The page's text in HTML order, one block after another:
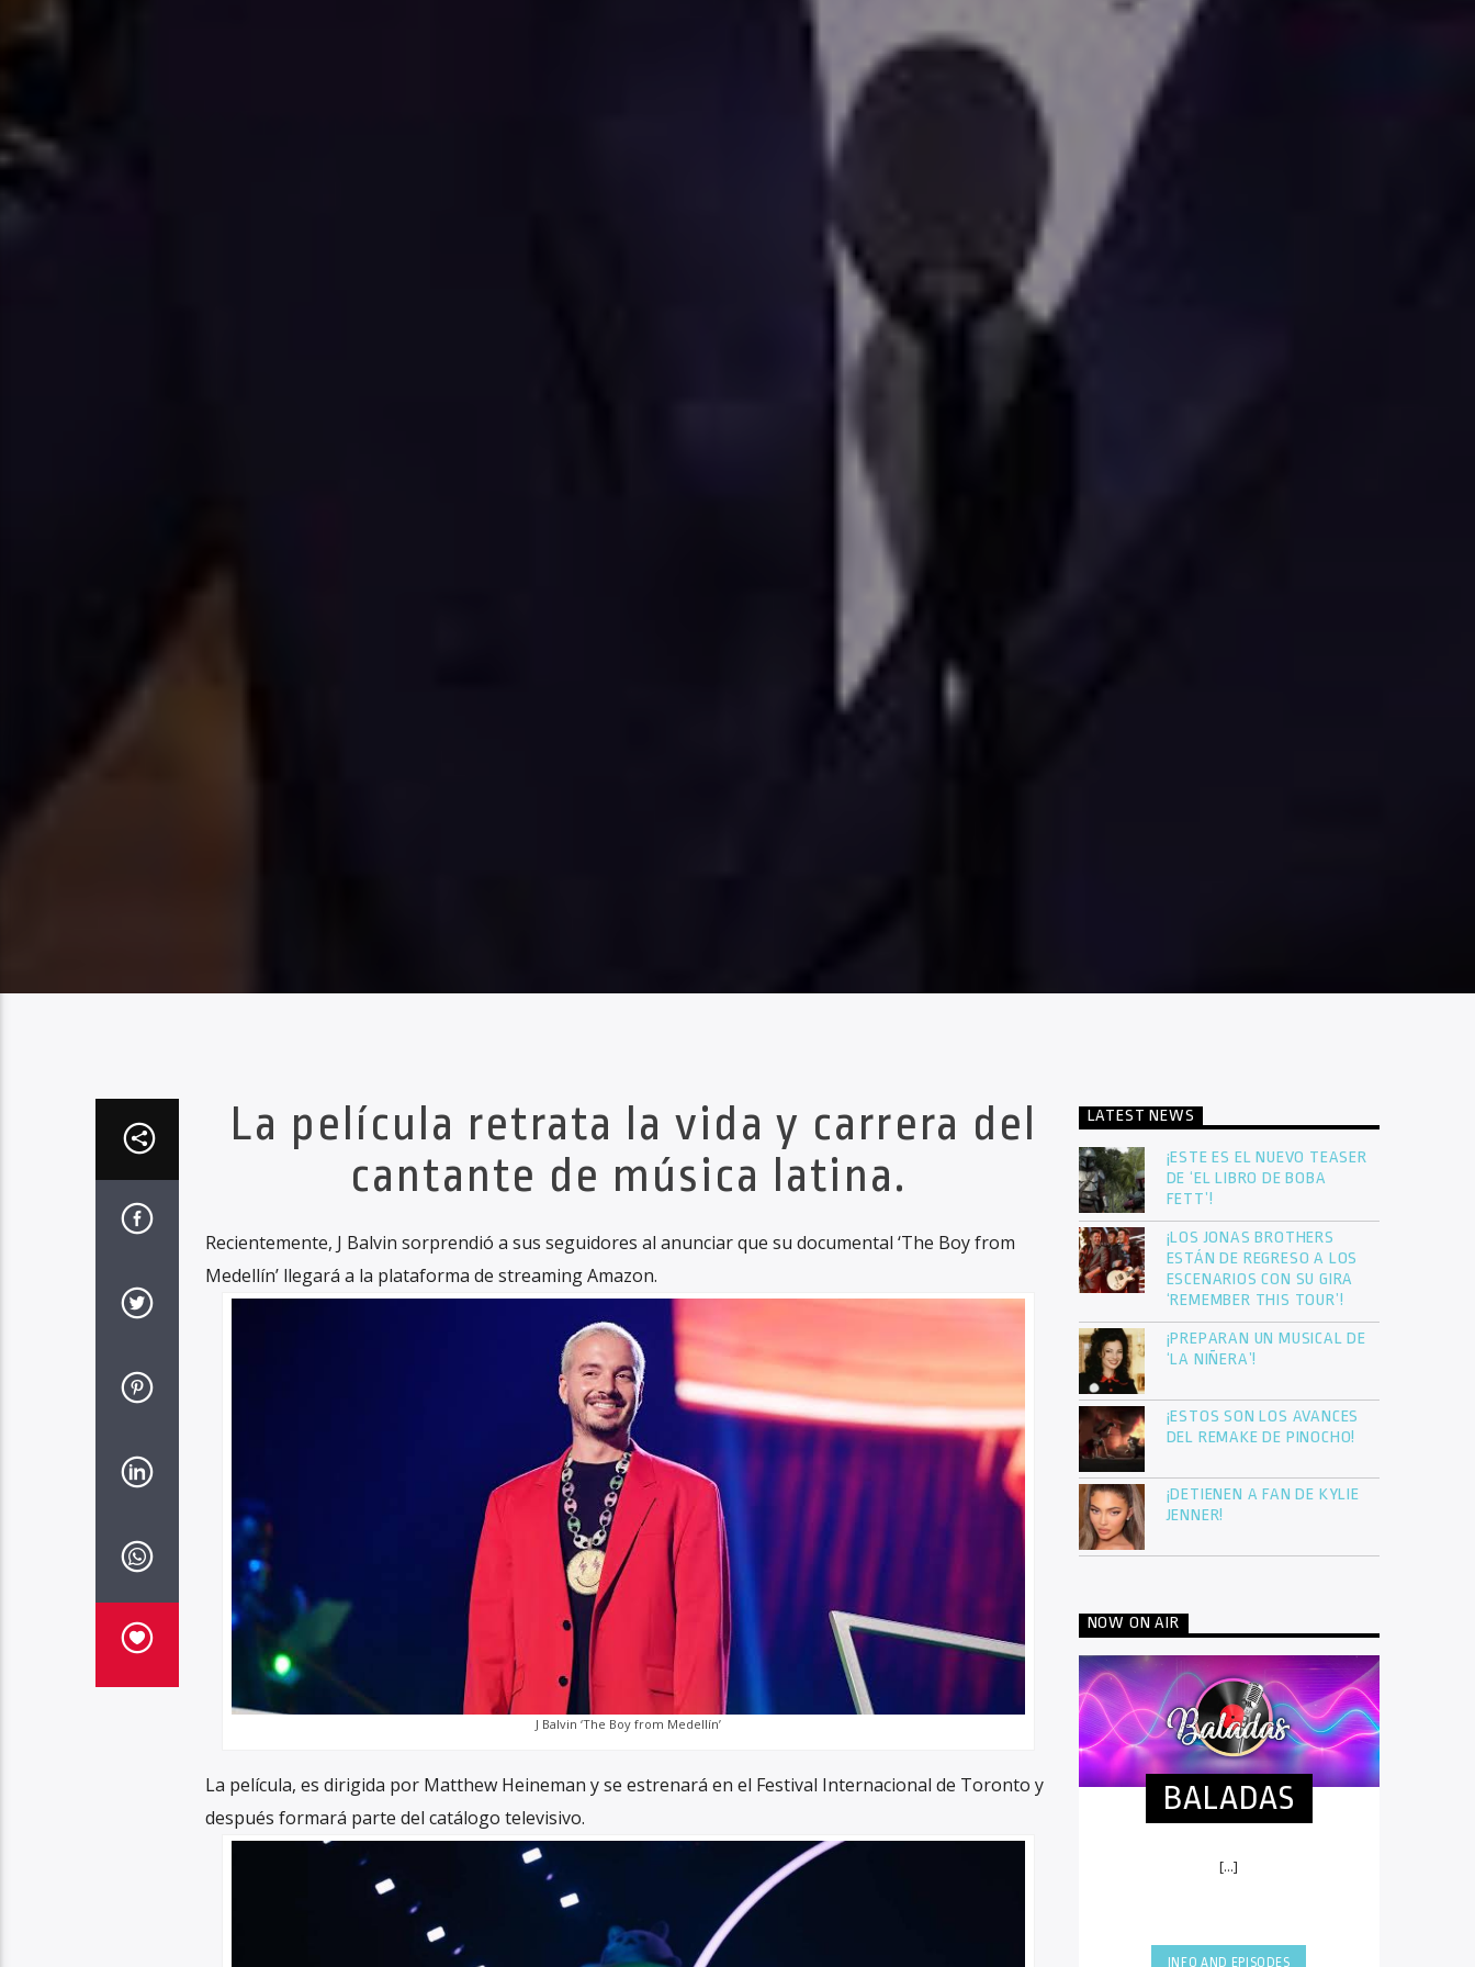
La película retrata la vida y carrera del
cantante de música latina.
Recientemente, J Balvin sorprendió a sus seguidores al anunciar que su documental ‘The Boy from
Medellín’ llegará a la plataforma de streaming Amazon.
J Balvin ‘The Boy from Medellín’
La película, es dirigida por Matthew Heineman y se estrenará en el Festival Internacional de Toronto y
después formará parte del catálogo televisivo.
LATEST NEWS
¡ESTE ES EL NUEVO TEASER
DE ‘EL LIBRO DE BOBA
FETT’!
¡LOS JONAS BROTHERS
ESTÁN DE REGRESO A LOS
ESCENARIOS CON SU GIRA
‘REMEMBER THIS TOUR’!
¡PREPARAN UN MUSICAL DE
‘LA NIÑERA’!
¡ESTOS SON LOS AVANCES
DEL REMAKE DE PINOCHO!
¡DETIENEN A FAN DE KYLIE
JENNER!
NOW ON AIR
BALADAS
[...]
INFO AND EPISODES